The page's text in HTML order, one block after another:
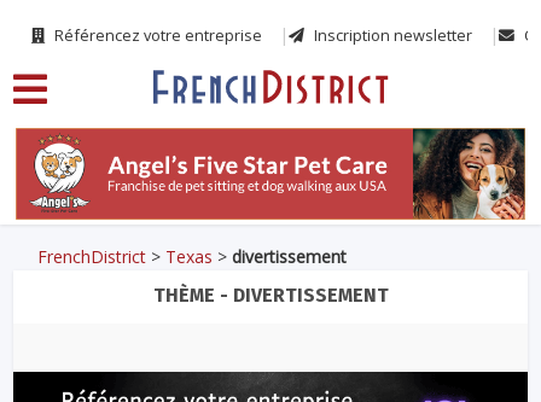
Référencez votre entreprise Inscription newsletter
FrenchDistrict > Texas >divertissement
THÈME - DIVERTISSEMENT